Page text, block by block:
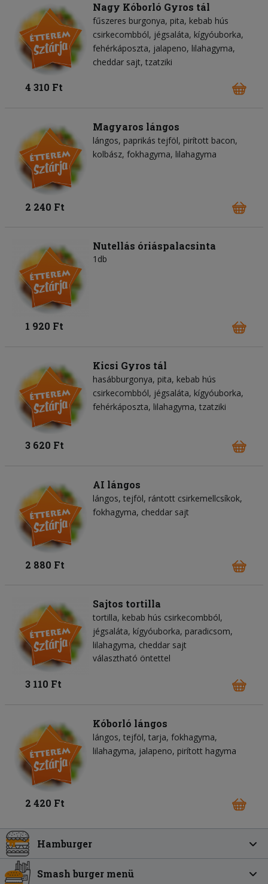
Nagy Kóborló Gyros tál
fűszeres burgonya pita kebab hús
csirkecombból jégsaláta kígyóuborka
fehérkáposzta jalapeno lilahagyma
cheddar sajt tzatziki
4 310 Ft
Magyaros lángos
lángos paprikás tejföl pirított bacon
kolbász fokhagyma lilahagyma
2 240 Ft
Nutellás óriáspalacsinta
1db
1 920 Ft
Kicsi Gyros tál
hasábburgonya pita kebab hús
csirkecombból jégsaláta kígyóuborka
fehérkáposzta lilahagyma tzatziki
3 620 Ft
AI lángos
lángos tejföl rántott csirkemellcsíkok
fokhagyma cheddar sajt
2 880 Ft
Sajtos tortilla
tortilla kebab hús csirkecombból
jégsaláta kígyóuborka paradicsom
lilahagyma cheddar sajt
választható öntettel
3 110 Ft
Kóborló lángos
lángos tejföl tarja fokhagyma
lilahagyma jalapeno pirított hagyma
2 420 Ft
Hamburger
Smash burger menü